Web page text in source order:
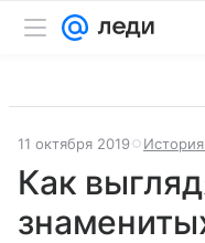
11 октября 2019
Как